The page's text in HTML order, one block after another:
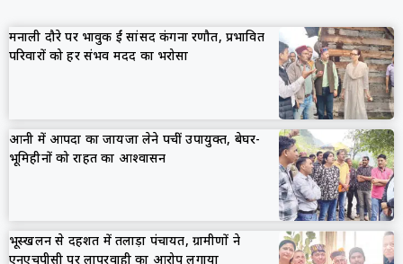
मनाली दौरे पर भावुक हुईं सांसद कंगना रणौत, प्रभावित
परिवारों को हर संभव मदद का भरोसा
आनी में आपदा का जायजा लेने पहुंचीं उपायुक्त, बेघर-
भूमिहीनों को राहत का आश्वासन
भूस्खलन से दहशत में तलाड़ा पंचायत, ग्रामीणों ने
एनएचपीसी पर लापरवाही का आरोप लगाया